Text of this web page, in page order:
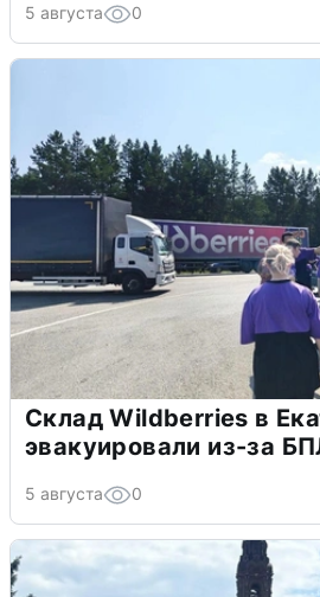
5 августа 0
Склад Wildberries в
эвакуировали из-за
5 августа 0